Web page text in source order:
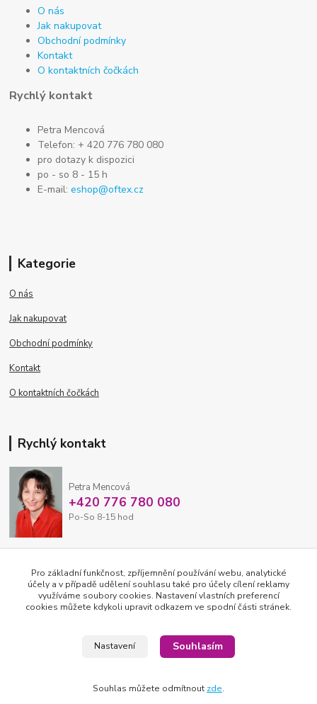
O nás
Jak nakupovat
Obchodní podmínky
Kontakt
O kontaktních čočkách
Rychlý kontakt
Petra Mencová
Telefon: + 420 776 780 080
pro dotazy k dispozici
po - so 8 - 15 h
E-mail:eshop@oftex.cz
Kategorie
O nás
Jak nakupovat
Obchodní podmínky
Kontakt
O kontaktních čočkách
Rychlý kontakt
Petra Mencová
+420 776 780 080
Po-So 8-15 hod
2026 © OFTEX oční klinika
Pro základní funkčnost, zpříjemnění používání webu, analytické
účely a v případě udělení souhlasu také pro účely cílení reklamy
využíváme soubory cookies. Nastavení vlastních preferencí
cookies můžete kdykoli upravit odkazem ve spodní části stránek.
Nastavení Souhlasím
Souhlas můžete odmítnout zde.